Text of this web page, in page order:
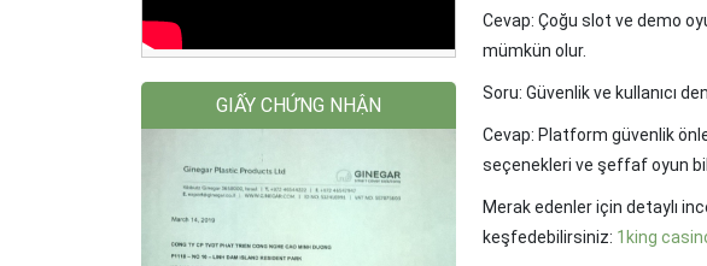
Cevap: Çoğu slot ve demo
mümkün olur.
Soru: Güvenlik ve kullanıcı
Cevap: Platform güvenlik
seçenekleri ve şeffaf oyun
Merak edenler için detaylı
keşfedebilirsiniz: 1king
GIẤY CHỨNG NHẬN